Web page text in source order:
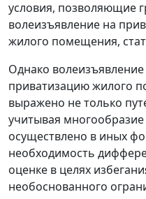
условия, позволяющие
волеизъявление на
жилого помещения,
Однако
приватизацию жилого
выражено не только
учитывая
осуществлено в иных
необходимость
оценке в целях
необоснованного